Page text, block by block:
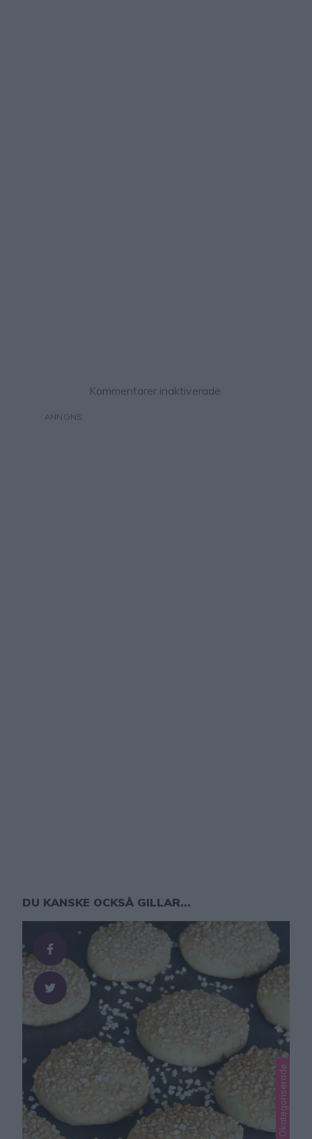
Kommentarer inaktiverade.
DU KANSKE OCKSÅ GILLAR...